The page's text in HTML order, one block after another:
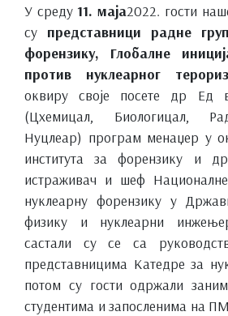
У среду 11. маја2022. гости
су представници радне
форензику, Глобалне
против нуклеарног
оквиру своје посете др Ед
(Цхемицал, Биологицал,
Нуцлеар) програм менаџер у
института за форензику и
истраживач и шеф
нуклеарну форензику у
физику и нуклеарни
састали су се са
представницима Катедре за
потом су гости одржали
студентима и запосленима на